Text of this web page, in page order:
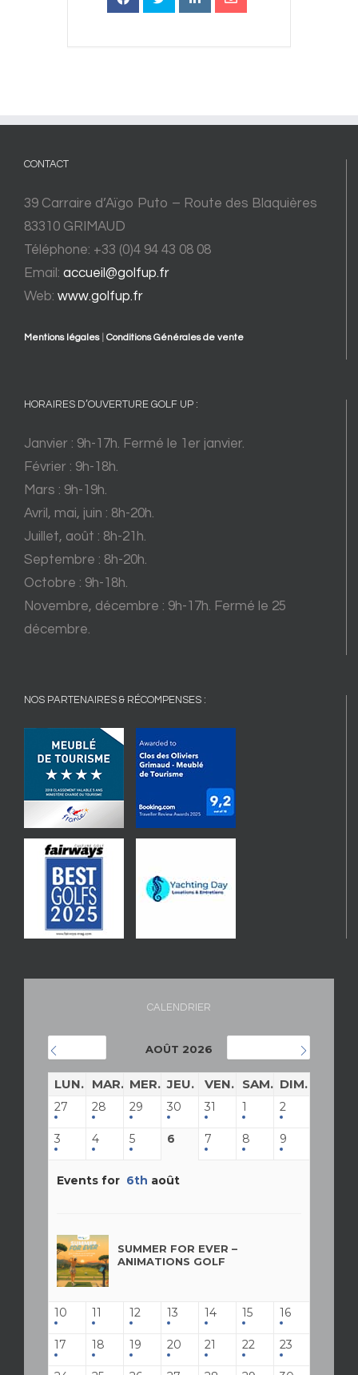
CONTACT
39 Carraire d’Aïgo Puto – Route des Blaquières
83310 GRIMAUD
Téléphone: +33 (0)4 94 43 08 08
Email: accueil@golfup.fr
Web: www.golfup.fr
Mentions légales Conditions Générales de vente
HORAIRES D’OUVERTURE GOLF UP :
Janvier : 9h-17h. Fermé le 1er janvier.
Février : 9h-18h.
Mars : 9h-19h.
Avril, mai, juin : 8h-20h.
Juillet, août : 8h-21h.
Septembre : 8h-20h.
Octobre : 9h-18h.
Novembre, décembre : 9h-17h. Fermé le 25
décembre.
NOS PARTENAIRES & RÉCOMPENSES :
CALENDRIER
AOÛT 2026
LUN. MAR. MER. JEU. VEN. SAM. DIM.
27 28 29 30 31 1 2
3 4 5 6 7 8 9
Events for 6th août
SUMMER FOR EVER –
ANIMATIONS GOLF
10 11 12 13 14 15 16
17 18 19 20 21 22 23